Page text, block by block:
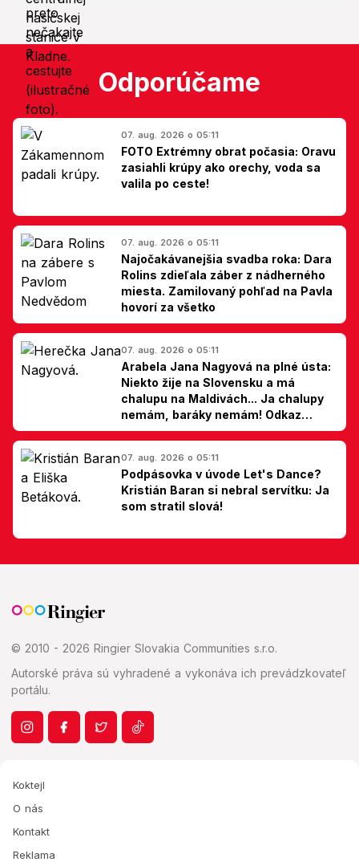
Odporúčame
07. aug. 2026 o 05:11
FOTO Extrémny obrat počasia: Oravu
zasiahli krúpy ako orechy, voda sa
valila po ceste!
07. aug. 2026 o 05:11
Najočakávanejšia svadba roka: Dara
Rolins zdieľala záber z nádherného
miesta. Zamilovaný pohľad na Pavla
hovorí za všetko
07. aug. 2026 o 05:11
Arabela Jana Nagyová na plné ústa:
Niekto žije na Slovensku a má
chalupu na Maldivách... Ja chalupy
nemám, baráky nemám! Odkaz
Slovákom
07. aug. 2026 o 05:11
Podpásovka v úvode Let's Dance?
Kristián Baran si nebral servítku: Ja
som stratil slová!
© 2010 - 2026 Ringier Slovakia Communities s.r.o.
Autorské práva sú vyhradené a vykonáva ich prevádzkovateľ
portálu.
Koktejl
O nás
Kontakt
Reklama